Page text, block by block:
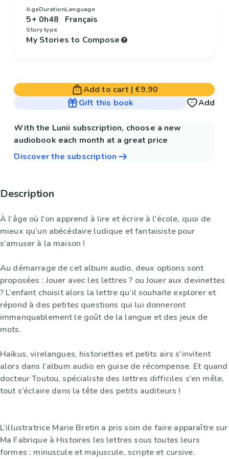
Age
5+
Duration
0h48
Language
Français
Story type
My Stories to Compose
Add to cart | €9.90
Gift this book
Add
With the Lunii subscription, choose a new
audiobook each month at a great price
Discover the subscription
Description
À l’âge où l'on apprend à lire et écrire à l'école, quoi de
mieux qu’un abécédaire ludique et fantaisiste pour
s’amuser à la maison !
Au démarrage de cet album audio, deux options sont
proposées : Jouer avec les lettres ? ou Jouer aux devinettes
? L’enfant choisit alors la lettre qu’il souhaite explorer et
répond à des petites questions qui lui donneront
immanquablement le goût de la langue et des jeux de
mots.
Haïkus, virelangues, historiettes et petits airs s'invitent
alors dans l’album audio en guise de récompense. Et quand
docteur Toutou, spécialiste des lettres difficiles s’en mêle,
tout s’éclaire dans la tête des petits auditeurs !
L’illustratrice Marie Bretin a pris soin de faire apparaître sur
Ma Fabrique à Histoires les lettres sous toutes leurs
formes : minuscule et majuscule, scripte et cursive.